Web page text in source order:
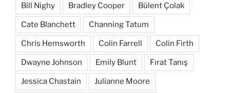
Bill Nighy Bradley Cooper Bülent Çolak
Cate Blanchett Channing Tatum
Chris Hemsworth Colin Farrell Colin Firth
Dwayne Johnson Emily Blunt Fırat Tanış
Jessica Chastain Julianne Moore